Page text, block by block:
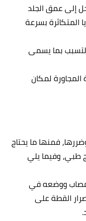
إلى عمق الجلد
المتكاثرة بسرعة
بما يسمى
المجاورة لمكان
فمنها ما يحتاج
طبي، وفيما يلي
ووضعه في
القطة على